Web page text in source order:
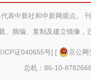
表中新社和中新网观点。
、摘编、复制及建立镜像，
ICP证040655号] [
京公
总机：86-10-